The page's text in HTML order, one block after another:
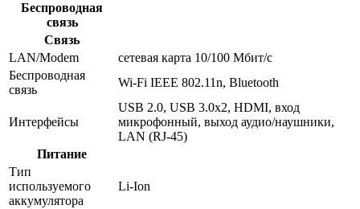
Беспроводная
связь
Связь
LAN/Modem
сетевая карта 10/100 Мбит/c
Беспроводная
связь
Wi-Fi IEEE 802.11n, Bluetooth
Интерфейсы
USB 2.0, USB 3.0x2, HDMI, вход
микрофонный, выход аудио/наушники,
LAN (RJ-45)
Питание
Тип
используемого
аккумулятора
Li-Ion